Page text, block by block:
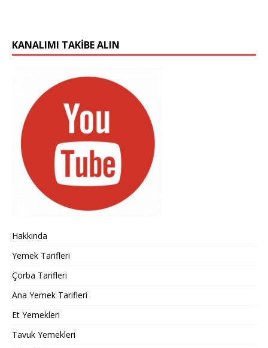
KANALIMI TAKIBE ALIN
Hakkında
Yemek Tarifleri
Çorba Tarifleri
Ana Yemek Tarifleri
Et Yemekleri
Tavuk Yemekleri